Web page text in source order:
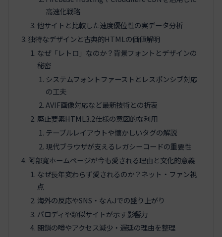
高速化戦略
他サイトと比較した速度優位性の実データ分析
独特なデザインと古典的HTMLの価値解明
なぜ「レトロ」なのか？背景フォントとデザインの
秘密
システムフォントファーストとレスポンシブ対応
の工夫
AVIF画像対応など最新技術との折衷
廃止要素HTML3.2仕様の意図的な利用
テーブルレイアウトや懐かしいタグの解説
現代ブラウザが支えるレガシーコードの重要性
阿部寛ホームページが今も愛される理由と文化的意義
なぜ長年変わらず愛されるのか？ネット・ファン視
点
海外の反応やSNS・なんJでの盛り上がり
パロディや類似サイトが示す影響力
閉鎖の噂やアクセス減少・遅延の理由を整理